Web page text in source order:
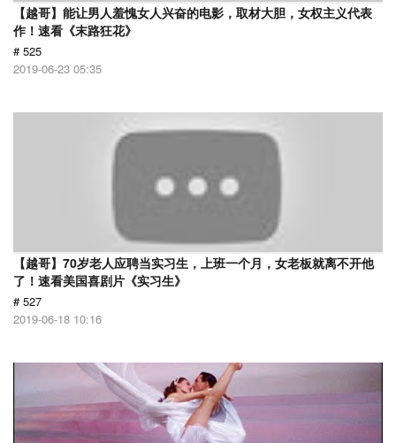
【越哥】能让男人羞愧女人兴奋的电影，取材大胆，女权主义代表
作！速看《末路狂花》
# 525
2019-06-23 05:35
【越哥】70岁老人应聘当实习生，上班一个月，女老板就离不开他
了！速看美国喜剧片《实习生》
# 527
2019-06-18 10:16